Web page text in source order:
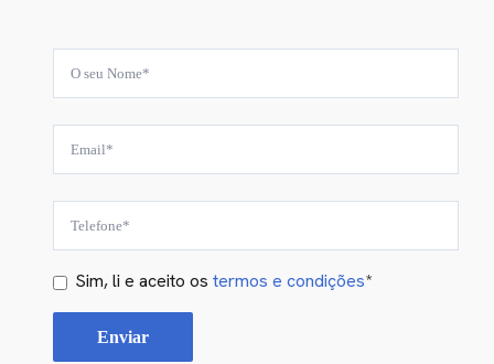
Sim, li e aceito os termos e condições*